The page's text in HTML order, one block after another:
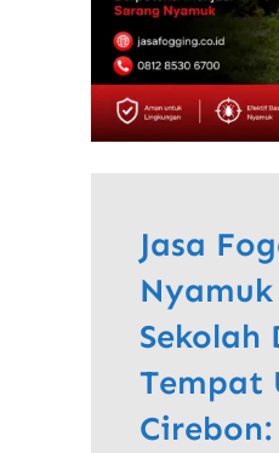
Jasa
Sekolah
Tempat